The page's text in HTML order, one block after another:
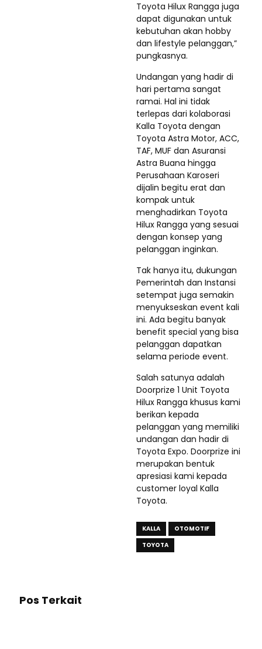
Toyota Hilux Rangga juga
dapat digunakan untuk
kebutuhan akan hobby
dan lifestyle pelanggan,”
pungkasnya.
Undangan yang hadir di
hari pertama sangat
ramai. Hal ini tidak
terlepas dari kolaborasi
Kalla Toyota dengan
Toyota Astra Motor, ACC,
TAF, MUF dan Asuransi
Astra Buana hingga
Perusahaan Karoseri
dijalin begitu erat dan
kompak untuk
menghadirkan Toyota
Hilux Rangga yang sesuai
dengan konsep yang
pelanggan inginkan.
Tak hanya itu, dukungan
Pemerintah dan Instansi
setempat juga semakin
menyukseskan event kali
ini. Ada begitu banyak
benefit special yang bisa
pelanggan dapatkan
selama periode event.
Salah satunya adalah
Doorprize 1 Unit Toyota
Hilux Rangga khusus kami
berikan kepada
pelanggan yang memiliki
undangan dan hadir di
Toyota Expo. Doorprize ini
merupakan bentuk
apresiasi kami kepada
customer loyal Kalla
Toyota.
KALLA
OTOMOTIF
TOYOTA
Pos Terkait